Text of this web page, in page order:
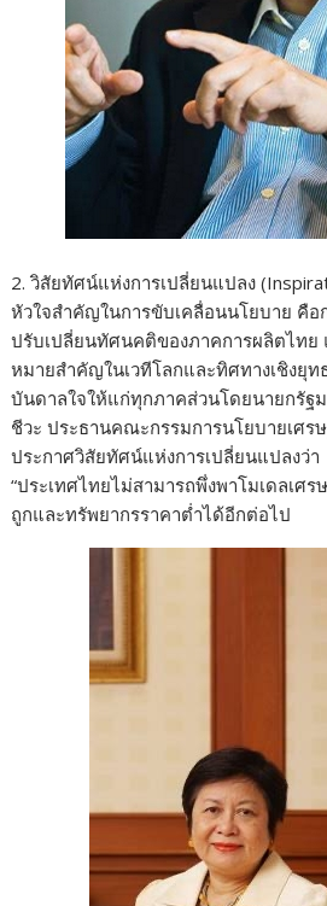
2. วิสัยทัศน์แห่งการเปลี่ยนแปลง
หัวใจสำคัญในการขับเคลื่อนนโยบาย คือ
ปรับเปลี่ยนทัศนคติของภาคการผลิตไทย
หมายสำคัญในเวทีโลกและทิศทางเชิงยุท
บันดาลใจให้แก่ทุกภาคส่วนโดยนายกรัฐ
ชีวะ ประธานคณะกรรมการนโยบายเศร
ประกาศวิสัยทัศน์แห่งการเปลี่ยนแปลงว่า
“ประเทศไทยไม่สามารถพึ่งพาโมเดลเศ
ถูกและทรัพยากรราคาต่ำได้อีกต่อไป